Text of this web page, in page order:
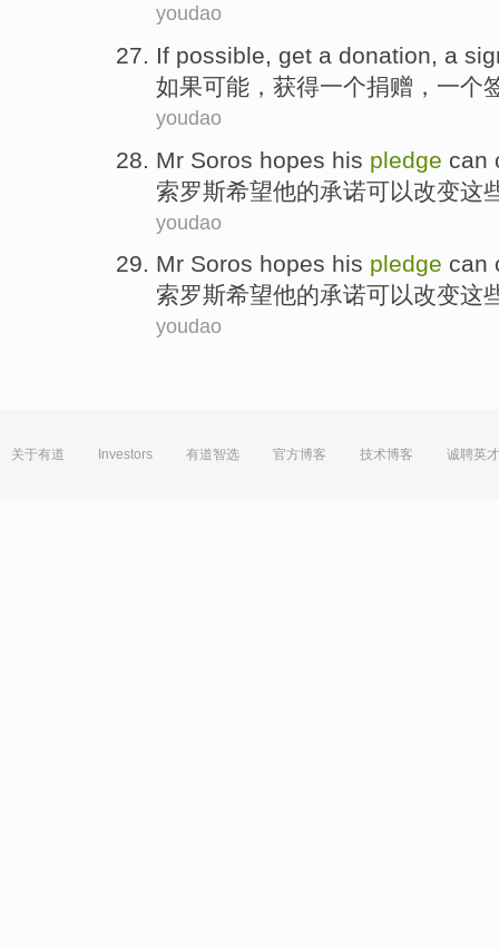
youdao
If possible, get a donation, a
如果可能 ， 获得一个捐赠 ，一个
youdao
Mr Soros hopes his pledge can
索罗斯希望他的承诺可以改变这
youdao
Mr Soros hopes his pledge can
索罗斯希望他的承诺可以改变这
youdao
关于有道 Investors 有道智选 官方博客 技术博客 诚聘英才